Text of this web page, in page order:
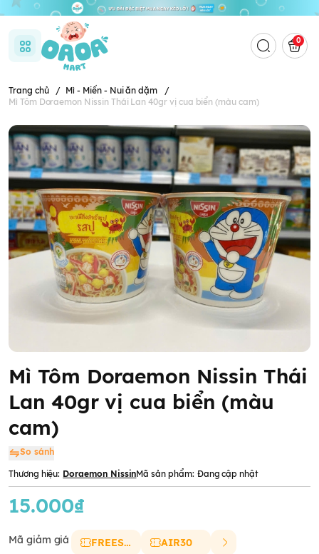
0
Trang chủ / Mì - Miến - Nui ăn dặm
/
Mì Tôm Doraemon Nissin Thái Lan 40gr vị cua biển (màu cam)
Mì Tôm Doraemon Nissin Thái
Lan 40gr vị cua biển (màu
cam)
So sánh
Thương hiệu: Doraemon NissinMã sản phẩm: Đang cập nhật
15.000₫
Mã giảm giá FREESHIP AIR30